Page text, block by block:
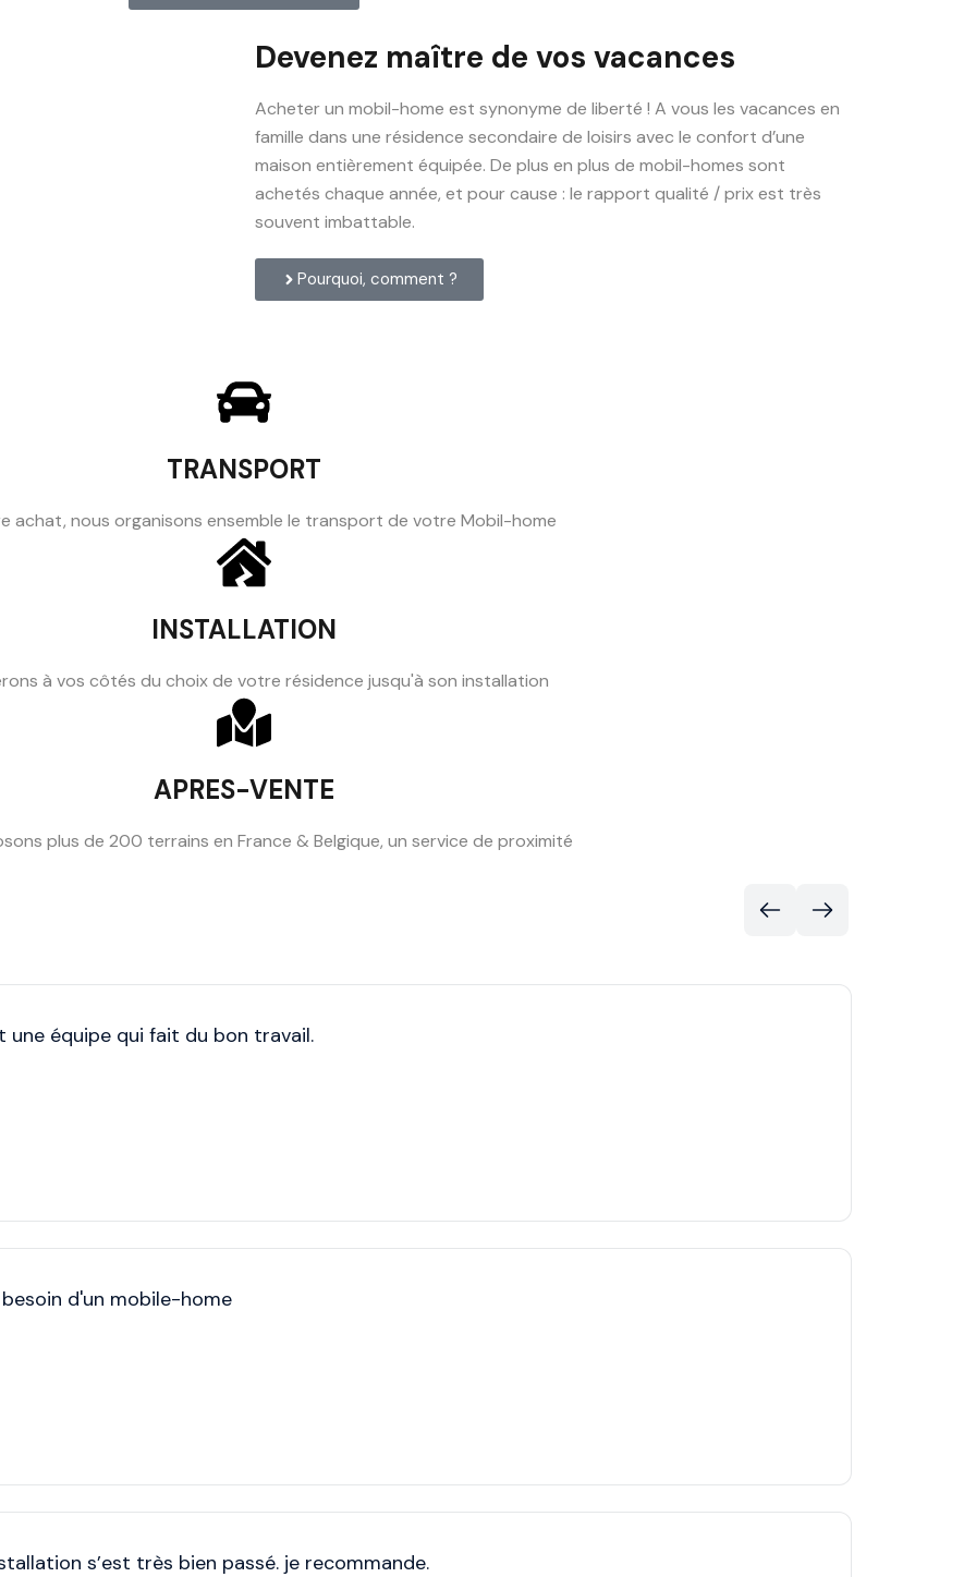
Devenez maître de vos vacances
Acheter un mobil-home est synonyme de liberté ! A vous les vacances en
famille dans une résidence secondaire de loisirs avec le confort d’une
maison entièrement équipée. De plus en plus de mobil-homes sont
achetés chaque année, et pour cause : le rapport qualité / prix est très
souvent imbattable.
Pourquoi, comment ?
TRANSPORT
achat, nous organisons ensemble le transport de votre Mobil-home
INSTALLATION
à vos côtés du choix de votre résidence jusqu'à son installation
APRES-VENTE
plus de 200 terrains en France & Belgique, un service de proximité
une équipe qui fait du bon travail.
d'un mobile-home
s’est très bien passé. je recommande.